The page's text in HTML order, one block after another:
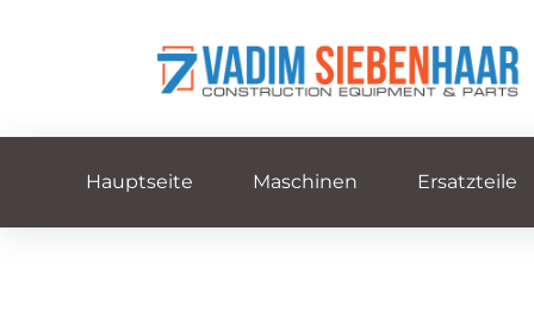
Hauptseite Maschinen Ersatzteile